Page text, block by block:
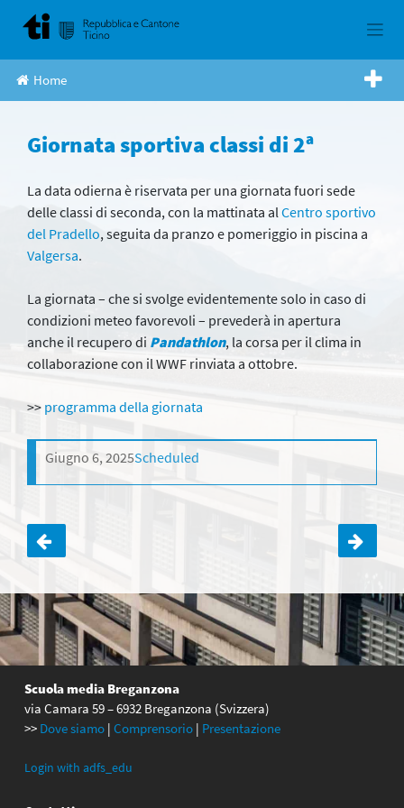
Home
Giornata sportiva classi di 2ª
La data odierna è riservata per una giornata fuori sede
delle classi di seconda, con la mattinata alCentro sportivo
del Pradello, seguita da pranzo e pomeriggio in piscina a
Valgersa.
La giornata – che si svolge evidentemente solo in caso di
condizioni meteo favorevoli – prevederà in apertura
anche il recupero di Pandathlon, la corsa per il clima in
collaborazione con il WWF rinviata a ottobre.
>> programma della giornata
Giugno 6, 2025Scheduled
Navigazione
articoli
Scuola media Breganzona
via Camara 59 – 6932 Breganzona (Svizzera)
>> Dove siamo | Comprensorio | Presentazione
Login with adfs_edu